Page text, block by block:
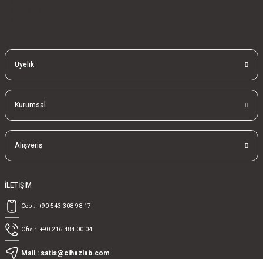
Üyelik
Kurumsal
Alışveriş
İLETİŞİM
Cep : +90 543 308 98 17
Ofis : +90 216 484 00 04
Mail : satis@cihazlab.com